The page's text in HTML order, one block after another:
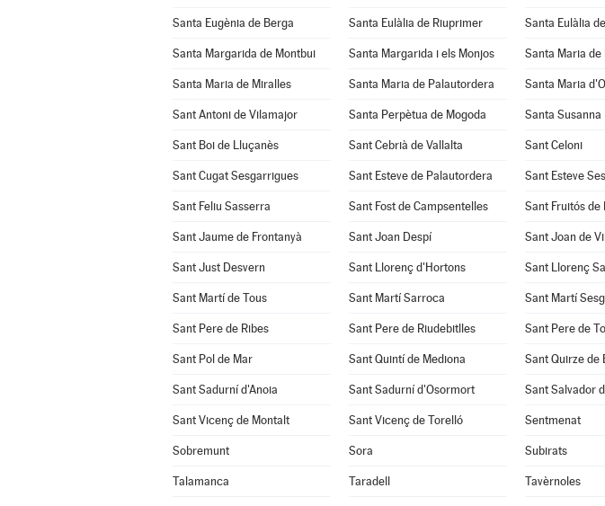
Santa Eugènia de Berga Santa Eulàlia de Riuprimer Santa Eulàlia
Santa Margarida de Montbui Santa Margarida i els Monjos Santa Maria de
Santa Maria de Miralles Santa Maria de Palautordera Santa Maria
Sant Antoni de Vilamajor Santa Perpètua de Mogoda Santa Susanna
Sant Boi de Lluçanès Sant Cebrià de Vallalta Sant Celoni
Sant Cugat Sesgarrigues Sant Esteve de Palautordera Sant Esteve
Sant Feliu Sasserra Sant Fost de Campsentelles Sant Fruitós de
Sant Jaume de Frontanyà Sant Joan Despí Sant Joan de
Sant Just Desvern Sant Llorenç d'Hortons Sant Llorenç
Sant Martí de Tous Sant Martí Sarroca Sant Martí
Sant Pere de Ribes Sant Pere de Riudebitlles Sant Pere de
Sant Pol de Mar Sant Quintí de Mediona Sant Quirze de
Sant Sadurní d'Anoia Sant Sadurní d'Osormort Sant Salvador
Sant Vicenç de Montalt Sant Vicenç de Torelló Sentmenat
Sobremunt Sora Subirats
Talamanca Taradell Tavèrnoles